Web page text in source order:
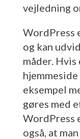
vejledning
WordPress
og kan
måder.
eksempel
gøres med
WordPress
også, at